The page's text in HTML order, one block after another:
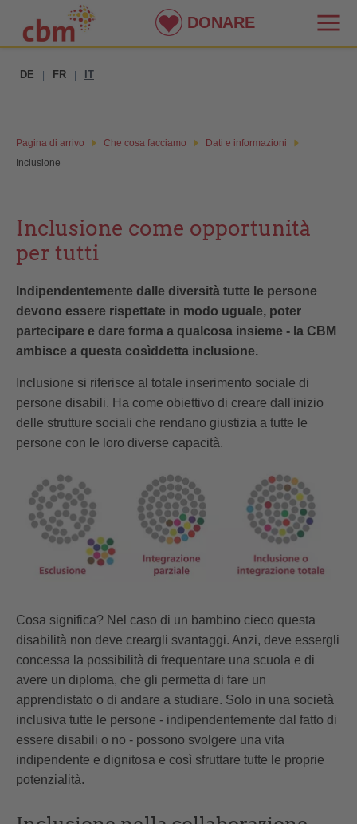
DE FR IT
Pagina di arrivo Che cosa facciamo
Dati e informazioni
Inclusione
Inclusione come opportunità
per tutti
Indipendentemente dalle diversità tutte le persone
devono essere rispettate in modo uguale, poter
partecipare e dare forma a qualcosa insieme - la CBM
ambisce a questa cosìddetta inclusione.
Inclusione si riferisce al totale inserimento sociale di
persone disabili. Ha come obiettivo di creare dall'inizio
delle strutture sociali che rendano giustizia a tutte le
persone con le loro diverse capacità.
Cosa significa? Nel caso di un bambino cieco questa
disabilità non deve creargli svantaggi. Anzi, deve essergli
concessa la possibilità di frequentare una scuola e di
avere un diploma, che gli permetta di fare un
apprendistato o di andare a studiare. Solo in una società
inclusiva tutte le persone - indipendentemente dal fatto di
essere disabili o no - possono svolgere una vita
indipendente e dignitosa e così sfruttare tutte le proprie
potenzialità.
DONARE